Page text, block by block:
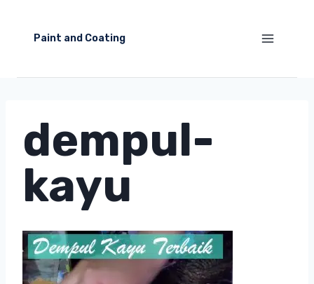
Paint and Coating
dempul-
kayu